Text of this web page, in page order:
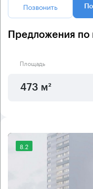
Позвонить
Предложения по
Площадь
473 м²
8.2